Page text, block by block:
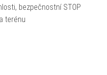
bezpečnostní STOP
terénu